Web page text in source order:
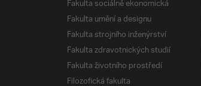
Fakulta sociálně ekonomická
Fakulta umění a designu
Fakulta strojního inženýrství
Fakulta zdravotnických studií
Fakulta životního prostředí
Filozofická fakulta